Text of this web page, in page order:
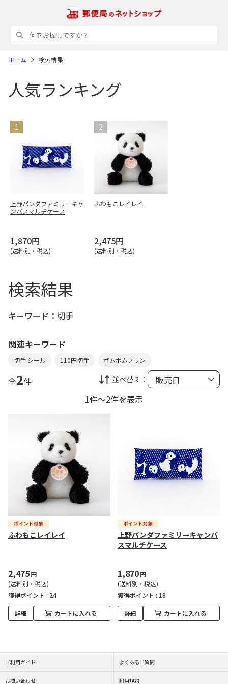
ホーム 検索結果
人気ランキング
上野パンダファミリーキャ
ンバスマルチケース
1,870円
(送料別・税込)
ふわもこレイレイ
2,475円
(送料別・税込)
検索結果
キーワード： 切手
関連キーワード
切手 シール 110円切手 ポムポムプリン
全2件 並べ替え：
1件～2件を表示
ふわもこレイレイ
2,475円
(送料別・税込)
獲得ポイント : 24
詳細 カートに入れる
上野パンダファミリーキャンバ
スマルチケース
1,870円
(送料別・税込)
獲得ポイント : 18
詳細 カートに入れる
ご利用ガイド よくあるご質問
お問い合わせ 利用規約